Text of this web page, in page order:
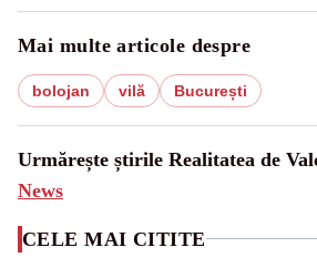
Mai multe articole despre
bolojan vilă București
Urmărește știrile Realitatea de
News
CELE MAI CITITE